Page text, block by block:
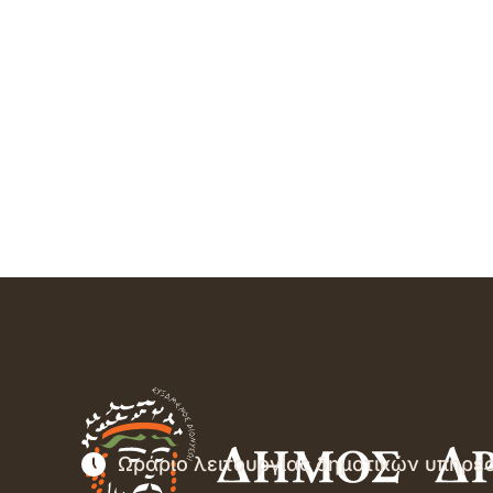
Ωράριο λειτουργίας δημοτικών